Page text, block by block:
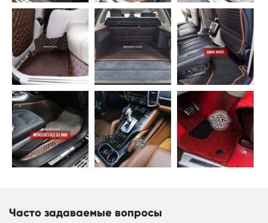
Часто задаваемые вопросы